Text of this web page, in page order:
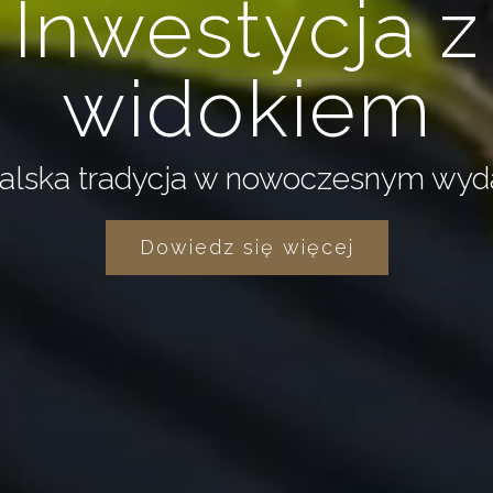
Inwestycja z
widokiem
tradycja w nowoczesnym
Dowiedz się więcej